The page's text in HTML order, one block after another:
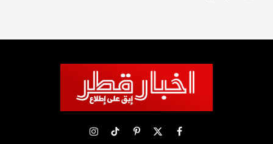
فيسبوك
X بينتيريستتيكتوكالانستغرام